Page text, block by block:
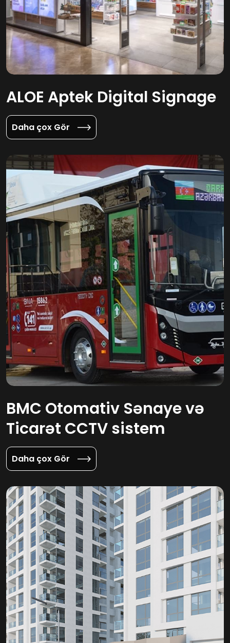
ALOE Aptek Digital Signage
Daha çox Gör
BMC Otomativ Sənaye və
Ticarət CCTV sistem
Daha çox Gör